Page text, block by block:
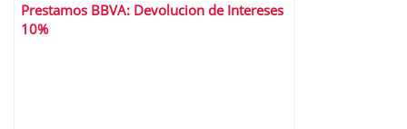
Prestamos BBVA: Devolucion de Intereses
10%